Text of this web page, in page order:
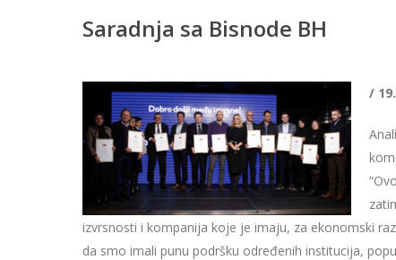
Saradnja sa Bisnode BH
/
izvrsnosti i kompanija koje je imaju, za ekonomski
da smo imali punu podršku određenih institucija,